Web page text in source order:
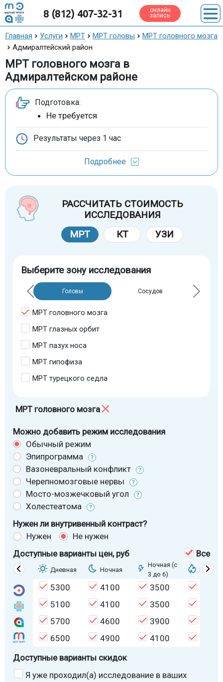
8 (812) 407-32-31 онлайн
запись
Главная Услуги МРТ МРТ головы
МРТ головного мозга
Адмиралтейский район
МРТ головного мозга в
Адмиралтейском районе
РАССЧИТАТЬ СТОИМОСТЬ
ИССЛЕДОВАНИЯ
МРТ
КТ УЗИ
Выберите зону исследования
Головы Сосудов
МРТ головного мозга
МРТ глазных орбит
МРТ пазух носа
МРТ гипофиза
МРТ турецкого седла
МРТ головного мозга
Можно добавить режим исследования
Обычный режим
Эпипрограмма
Вазоневральный конфликт
Черепномозговые нервы
Мосто-мозжечковый угол
Холестеатома
Нужен ли внутривенный контраст?
Нужен
Не нужен
Доступные варианты цен, руб Все
Дневная Ночная
Ночная (с
3 до 6)
5300 4100 3500
4500
5100
4100 3500
4500
5700
4600 3900
6500
4900 4100
Доступные варианты скидок
Я уже проходил(а) исследование в ваших
Подготовка:
Не требуется
Результаты через 1 час
Подробнее